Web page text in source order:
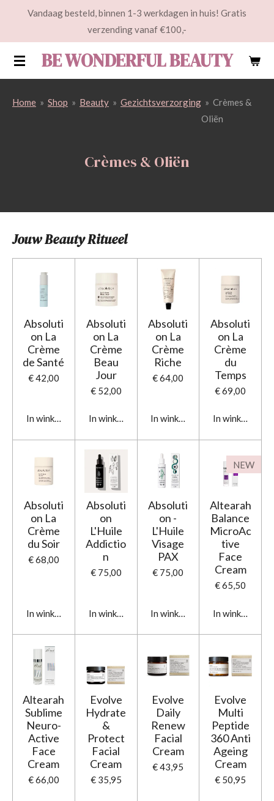
de
hoofdinhoud
BE WONDERFUL BEAUTY
Vandaag besteld, binnen 1-3 werkdagen in huis! Gratis
verzending vanaf €100,-
Home » Shop » Beauty » Gezichtsverzorging » Crèmes &
Oliën
Crèmes & Oliën
Jouw Beauty Ritueel
Absoluti
on La
Crème
de Santé
€ 42,00
In winkelwagen
Absoluti
on La
Crème
Beau
Jour
€ 52,00
In winkelwagen
Absoluti
on La
Crème
Riche
€ 64,00
In winkelwagen
Absoluti
on La
Crème
du
Temps
€ 69,00
In
Absoluti
on La
Crème
du Soir
€ 68,00
In winkelwagen
Absoluti
on
L'Huile
Addictio
n
€ 75,00
In winkelwagen
Absoluti
on -
L'Huile
Visage
PAX
€ 75,00
In winkelwagen
NEW
Altearah
Balance
MicroAc
tive
Face
Cream
€ 65,50
In
Altearah
Sublime
Neuro-
Active
Face
Cream
€ 66,00
Evolve
Hydrate
&
Protect
Facial
Cream
€ 35,95
Evolve
Daily
Renew
Facial
Cream
€ 43,95
Evolve
Multi
Peptide
360 Anti
Ageing
Cream
€ 50,95